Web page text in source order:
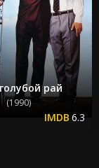
рай
(1990)
6.3